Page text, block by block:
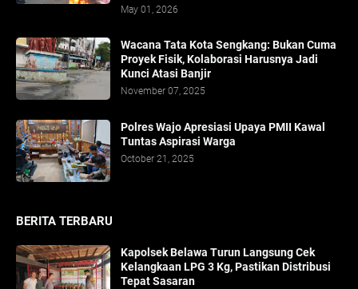
May 01, 2026
​Wacana Tata Kota Sengkang: Bukan Cuma
Proyek Fisik, Kolaborasi Harusnya Jadi
Kunci Atasi Banjir
November 07, 2025
Polres Wajo Apresiasi Upaya PMII Kawal
Tuntas Aspirasi Warga
October 21, 2025
BERITA TERBARU
Kapolsek Belawa Turun Langsung Cek
Kelangkaan LPG 3 Kg, Pastikan Distribusi
Tepat Sasaran